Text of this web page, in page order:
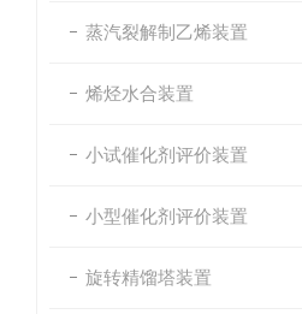
蒸汽裂解制乙烯装置
烯烃水合装置
小试催化剂评价装置
小型催化剂评价装置
旋转精馏塔装置